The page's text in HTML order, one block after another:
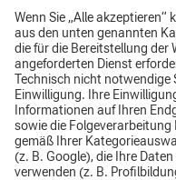
089 9212-1073
christian.fruth@claas-sob.de